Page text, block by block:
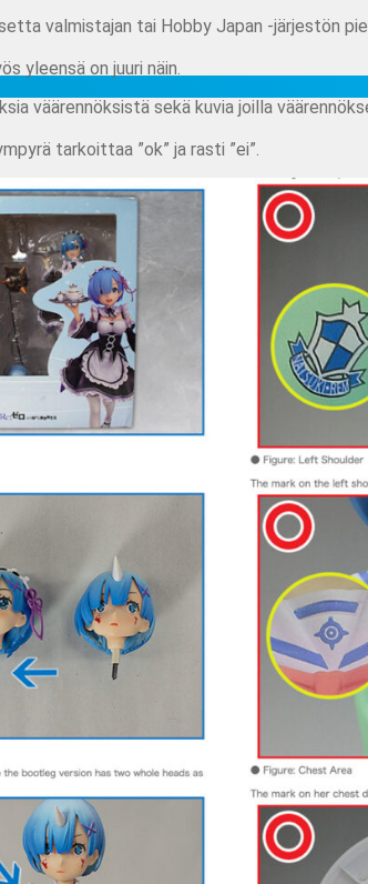
valmistajan tai Hobby Japan -järjestön
yleensä on juuri näin.
väärennöksistä sekä kuvia joilla
tarkoittaa ”ok” ja rasti ”ei”.